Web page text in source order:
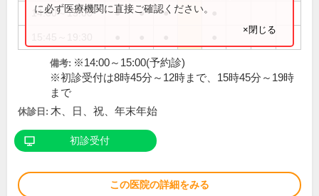
14:00～15:00 ● ● ●
に必ず医療機関に直接ご確認ください。
×閉じる
備考: ※14:00～15:00(予約診)
※初診受付は8時45分～12時まで、15時45分～19時
まで
休診日: 木、日、祝、年末年始
初診受付
この医院の詳細をみる